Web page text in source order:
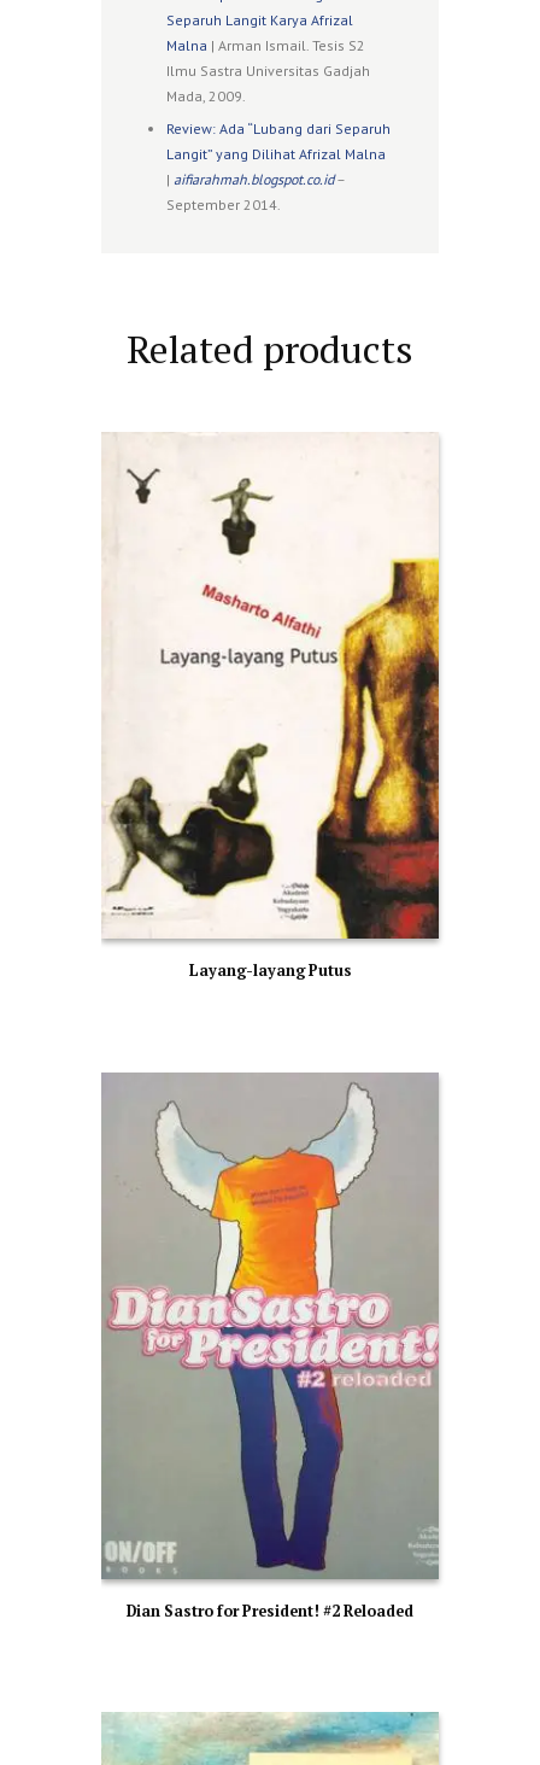
Separuh Langit Karya Afrizal
Malna | Arman Ismail. Tesis S2
Ilmu Sastra Universitas Gadjah
Mada, 2009.
Review: Ada “Lubang dari Separuh
Langit” yang Dilihat Afrizal Malna
| aifiarahmah.blogspot.co.id–
September 2014.
Related products
Layang-layang Putus
Dian Sastro for President! #2 Reloaded